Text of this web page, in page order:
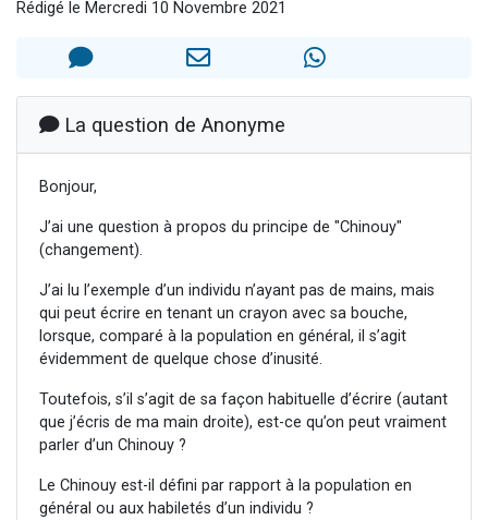
Il reste 49 places pour étudier en groupe sur Zoom
Eva vient de donner son Maasser
Rédigé le Mercredi 10 Novembre 2021
La question de Anonyme
Bonjour,
J’ai une question à propos du principe de "Chinouy"
(changement).
J’ai lu l’exemple d’un individu n’ayant pas de mains, mais
qui peut écrire en tenant un crayon avec sa bouche,
lorsque, comparé à la population en général, il s’agit
évidemment de quelque chose d’inusité.
Toutefois, s’il s’agit de sa façon habituelle d’écrire (autant
que j’écris de ma main droite), est-ce qu’on peut vraiment
parler d’un Chinouy ?
Le Chinouy est-il défini par rapport à la population en
général ou aux habiletés d’un individu ?